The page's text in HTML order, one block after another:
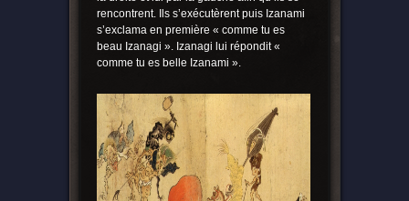
rencontrent. Ils s’exécutèrent puis Izanami
s’exclama en première « comme tu es
beau Izanagi ». Izanagi lui répondit «
comme tu es belle Izanami ».